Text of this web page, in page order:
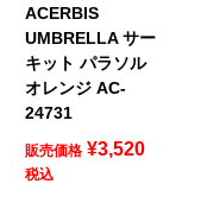
ACERBIS
UMBRELLA サー
キット パラソル
オレンジ AC-
24731
販売価格 ¥3,520
税込